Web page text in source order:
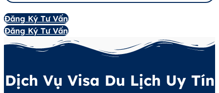
Đăng Ký Tư Vấn
Đăng Ký Tư Vấn
Dịch Vụ Visa Du Lịch Uy Tín